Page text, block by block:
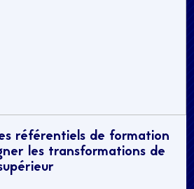
référentiels de formation
les transformations de